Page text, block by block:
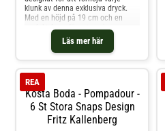
Läs mer här
klunk av denna exklusiva dryck.
Med en höjd på 19 cm och en
perfekt form för att avnjuta
grappa, erbjuder glaset en elegant
och funktionell design. Det unika
mönstret i botten reflekterar
sätter en konstnärlig prägel på
varje servering. Tillverkat i
hållbart Tritan®-kristallglas och
maskintillverkat i Zwiesel, är Echo-
serien ett iögonfallande tillskott
till varje hemmabar. För en
Kosta Boda - Pompadour -
6 St Stora Snaps Design
Fritz Kallenberg
REA